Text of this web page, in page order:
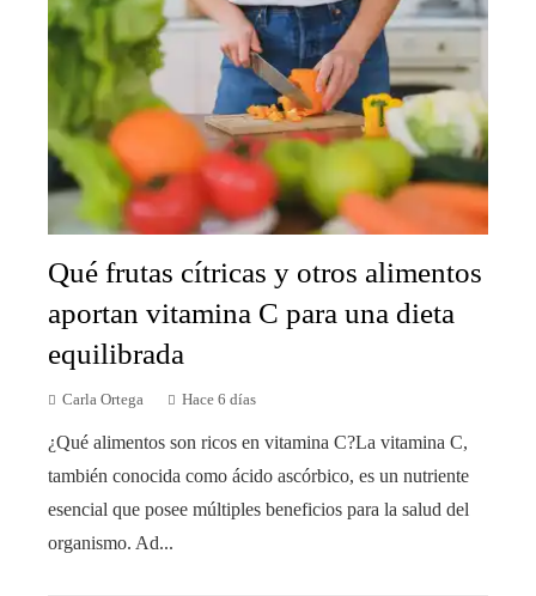
Qué frutas cítricas y otros alimentos
aportan vitamina C para una dieta
equilibrada
Carla Ortega Hace 6 días
¿Qué alimentos son ricos en vitamina C?La vitamina C,
también conocida como ácido ascórbico, es un nutriente
esencial que posee múltiples beneficios para la salud del
organismo. Ad...